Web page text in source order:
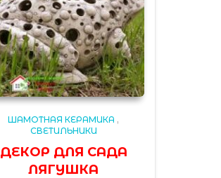
ШАМОТНАЯ КЕРАМИКА ,
СВЕТИЛЬНИКИ
ДЕКОР ДЛЯ САДА
ЛЯГУШКА